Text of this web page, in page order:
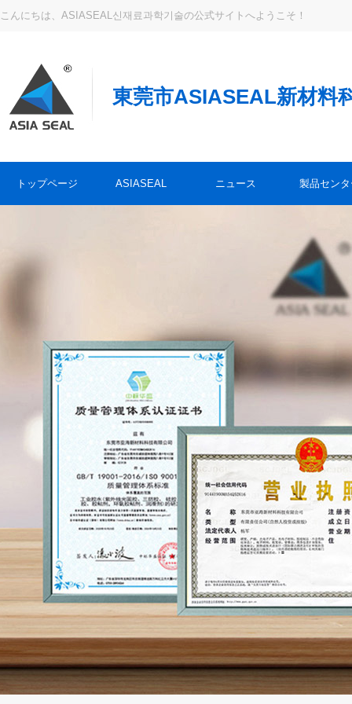
こんにちは、ASIASEAL신재료과학기술の公式サイトへようこそ！
東莞市ASIASEAL新材料
トップページ ASIASEAL ニュース 製品セン